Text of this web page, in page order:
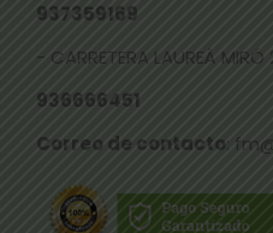
937359169
- CARRETERA LAUREÀ MIRÓ
936666451
Correo de contacto: